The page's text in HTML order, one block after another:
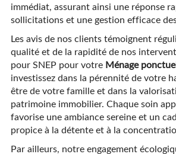
immédiat, assurant ainsi une réponse
sollicitations et une gestion efficace
Les avis de nos clients témoignent
qualité et de la rapidité de nos
pour SNEP pour votre Ménage
investissez dans la pérennité de votre
être de votre famille et dans la
patrimoine immobilier. Chaque soin
favorise une ambiance sereine et un
propice à la détente et à la
Par ailleurs, notre engagement